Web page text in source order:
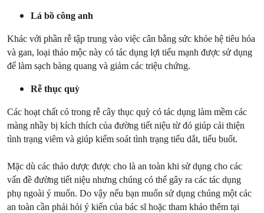
Lá bồ công anh
Khác với phần rễ tập trung vào việc cân bằng sức khỏe hệ tiêu hóa
và gan, loại thảo mộc này có tác dụng lợi tiểu mạnh được sử dụng
để làm sạch bàng quang và giảm các triệu chứng.
Rễ thục quỳ
Các hoạt chất có trong rễ cây thục quỳ có tác dụng làm mềm các
màng nhầy bị kích thích của đường tiết niệu từ đó giúp cải thiện
tình trạng viêm và giúp kiểm soát tình trạng tiểu dắt, tiểu buốt.
Mặc dù các thảo dược được cho là an toàn khi sử dụng cho các
vấn đề đường tiết niệu nhưng chúng có thể gây ra các tác dụng
phụ ngoài ý muốn. Do vậy nếu bạn muốn sử dụng chúng một các
an toàn cần phải hỏi ý kiến của bác sĩ hoặc tham khảo thêm tại